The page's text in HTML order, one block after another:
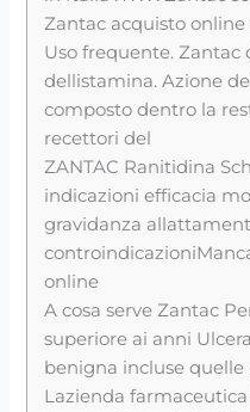
Zantac acquisto
Uso frequente. Zantac
dellistamina. Azione
composto dentro la
recettori del
ZANTAC Ranitidina
indicazioni efficacia
gravidanza
online
A cosa serve Zantac
superiore ai anni
benigna incluse
Lazienda